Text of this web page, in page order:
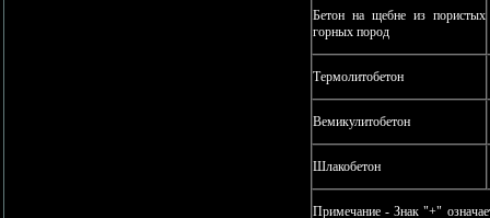
Бетон на щебне из пористых
горных пород
Термолитобетон
Вемикулитобетон
Шлакобетон
Примечание - Знак "+"